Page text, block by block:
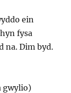
ein
fysa
na. Dim byd.
gwylio)